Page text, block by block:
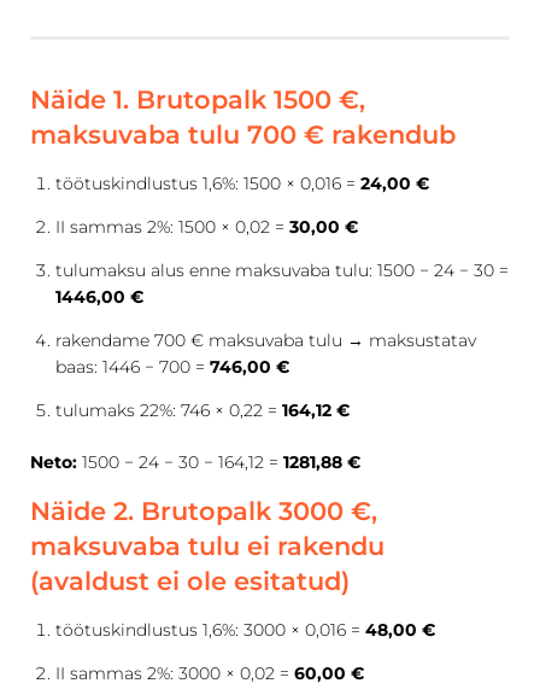
Näide 1. Brutopalk 1500 €,
maksuvaba tulu 700 € rakendub
töötuskindlustus 1,6%: 1500 × 0,016 = 24,00 €
II sammas 2%: 1500 × 0,02 = 30,00 €
tulumaksu alus enne maksuvaba tulu: 1500 − 24 − 30 =
1446,00 €
rakendame 700 € maksuvaba tulu → maksustatav
baas: 1446 − 700 = 746,00 €
tulumaks 22%: 746 × 0,22 = 164,12 €
Neto: 1500 − 24 − 30 − 164,12 = 1281,88 €
Näide 2. Brutopalk 3000 €,
maksuvaba tulu ei rakendu
(avaldust ei ole esitatud)
töötuskindlustus 1,6%: 3000 × 0,016 = 48,00 €
II sammas 2%: 3000 × 0,02 = 60,00 €